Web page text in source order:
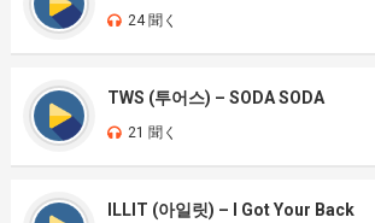
24 聞く
TWS (투어스) – SODA SODA
21 聞く
ILLIT (아일릿) – I Got Your Back